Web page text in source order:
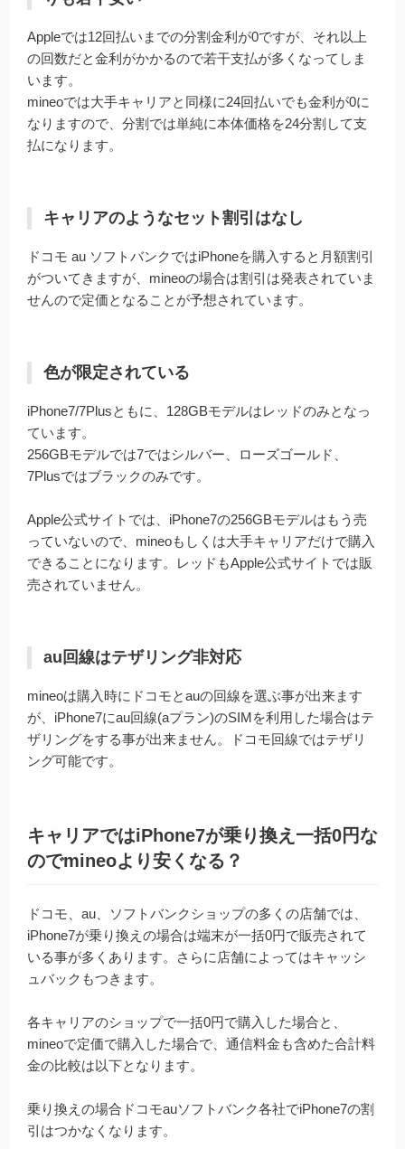
Appleでは12回払いまでの分割金利が0ですが、それ以上
の回数だと金利がかかるので若干支払が多くなってしま
います。
mineoでは大手キャリアと同様に24回払いでも金利が0に
なりますので、分割では単純に本体価格を24分割して支
払になります。
キャリアのようなセット割引はなし
ドコモ au ソフトバンクではiPhoneを購入すると月額割引
がついてきますが、mineoの場合は割引は発表されていま
せんので定価となることが予想されています。
色が限定されている
iPhone7/7Plusともに、128GBモデルはレッドのみとなっ
ています。
256GBモデルでは7ではシルバー、ローズゴールド、
7Plusではブラックのみです。
Apple公式サイトでは、iPhone7の256GBモデルはもう売
っていないので、mineoもしくは大手キャリアだけで購入
できることになります。レッドもApple公式サイトでは販
売されていません。
au回線はテザリング非対応
mineoは購入時にドコモとauの回線を選ぶ事が出来ます
が、iPhone7にau回線(aプラン)のSIMを利用した場合はテ
ザリングをする事が出来ません。ドコモ回線ではテザリ
ング可能です。
キャリアではiPhone7が乗り換え一括0円な
のでmineoより安くなる？
ドコモ、au、ソフトバンクショップの多くの店舗では、
iPhone7が乗り換えの場合は端末が一括0円で販売されて
いる事が多くあります。さらに店舗によってはキャッシ
ュバックもつきます。
各キャリアのショップで一括0円で購入した場合と、
mineoで定価で購入した場合で、通信料金も含めた合計料
金の比較は以下となります。
乗り換えの場合ドコモauソフトバンク各社でiPhone7の割
引はつかなくなります。